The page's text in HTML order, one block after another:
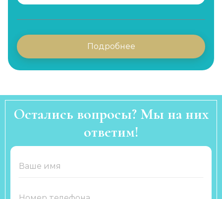
Подробнее
Остались вопросы? Мы на них
ответим!